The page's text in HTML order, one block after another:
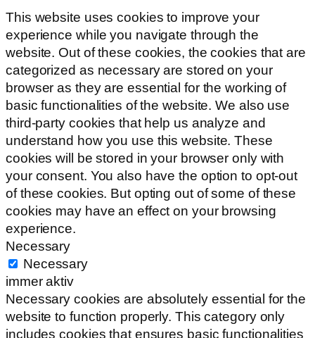
This website uses cookies to improve your
experience while you navigate through the
website. Out of these cookies, the cookies that are
categorized as necessary are stored on your
browser as they are essential for the working of
basic functionalities of the website. We also use
third-party cookies that help us analyze and
understand how you use this website. These
cookies will be stored in your browser only with
your consent. You also have the option to opt-out
of these cookies. But opting out of some of these
cookies may have an effect on your browsing
experience.
Necessary
Necessary
immer aktiv
Necessary cookies are absolutely essential for the
website to function properly. This category only
includes cookies that ensures basic functionalities